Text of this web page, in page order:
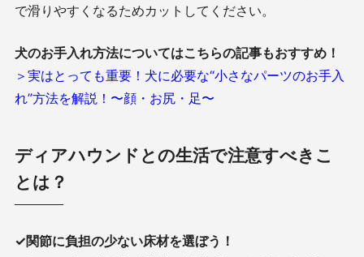
で滑りやすくなるためカットしてください。
犬のお手入れ方法についてはこちらの記事もおすすめ！
＞実はとっても重要！犬に必要な“小さなパーツのお手入
れ”方法を解説！〜顔・お尻・足〜
ディアハウンドとの生活で注意すべきこ
とは？
✓関節に負担の少ない床材を選ぼう！